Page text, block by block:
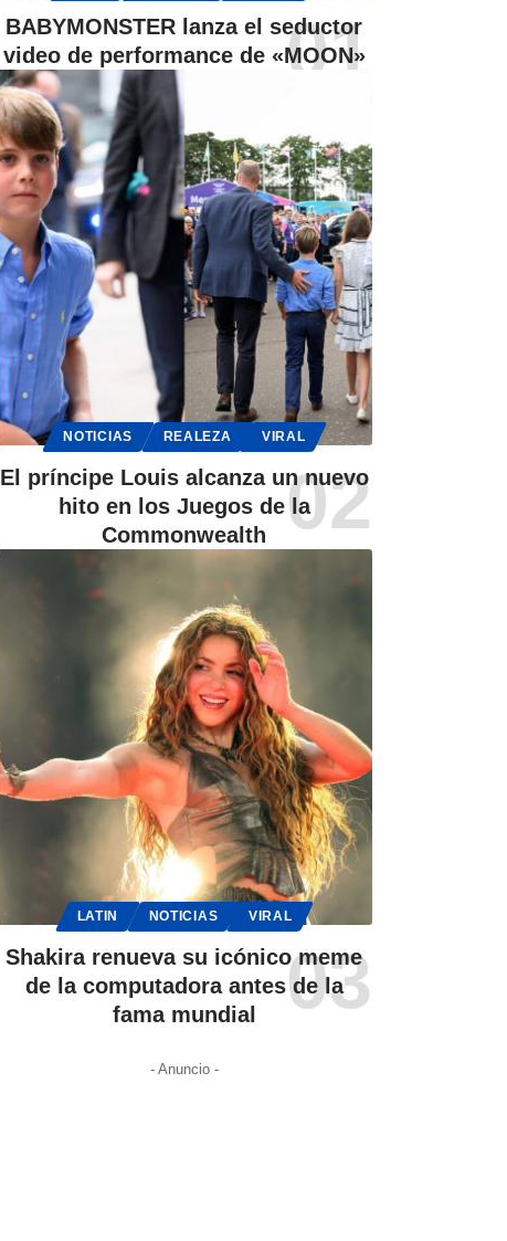
BABYMONSTER lanza el seductor
video de performance de «MOON»
NOTICIAS REALEZA VIRAL
El príncipe Louis alcanza un nuevo
hito en los Juegos de la
Commonwealth
LATIN NOTICIAS VIRAL
Shakira renueva su icónico meme
de la computadora antes de la
fama mundial
- Anuncio -